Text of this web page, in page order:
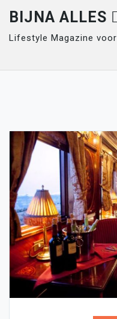
content
BIJNA ALLES
Lifestyle Magazine